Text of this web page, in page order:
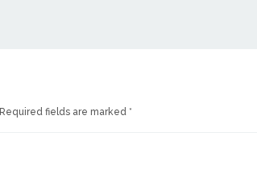
Required fields are marked *